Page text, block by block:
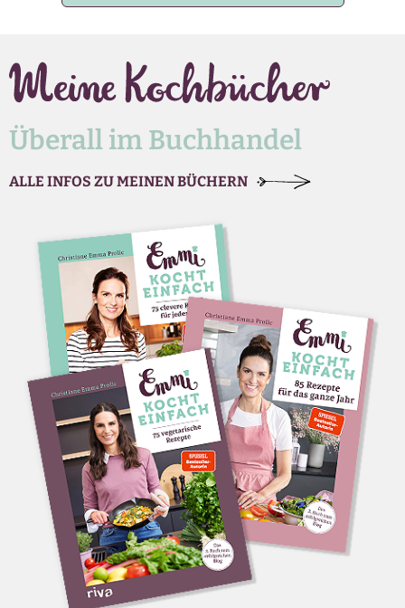
Überall im Buchhandel
ALLE INFOS ZU MEINEN BÜCHERN